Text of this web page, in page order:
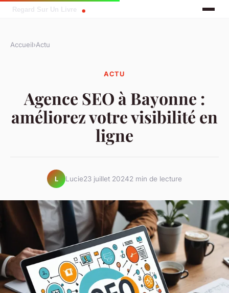
Accueil›Actu
ACTU
Agence SEO à Bayonne :
améliorez votre visibilité en
ligne
L Lucie23 juillet 20242 min de lecture